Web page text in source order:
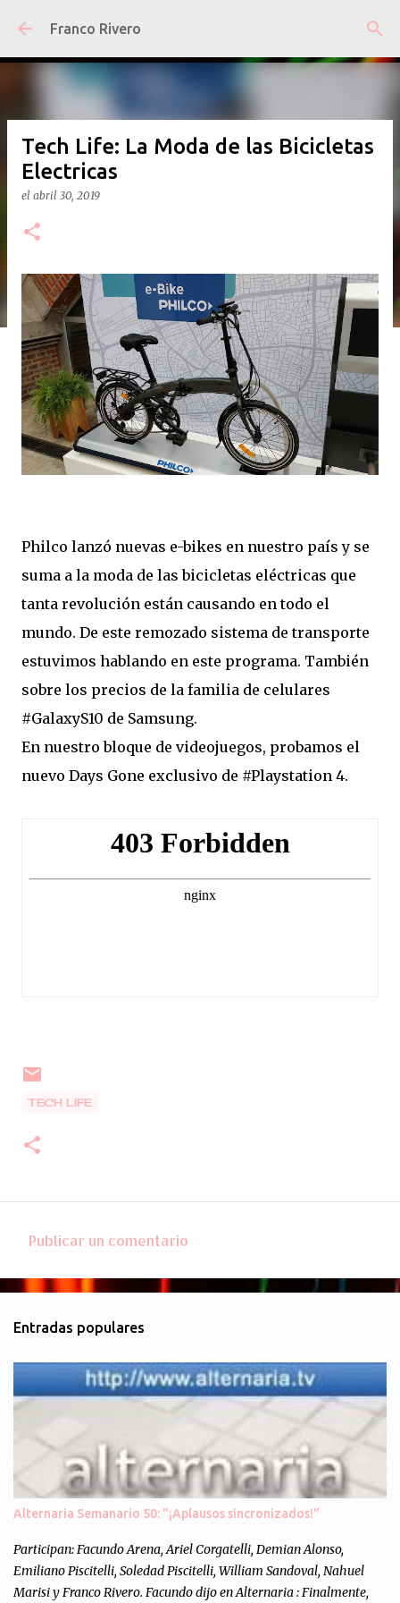
Ir al contenido principal
Franco Rivero
Tech Life: La Moda de las Bicicletas
Electricas
el abril 30, 2019
Philco lanzó nuevas e-bikes en nuestro país y se
suma a la moda de las bicicletas eléctricas que
tanta revolución están causando en todo el
mundo. De este remozado sistema de transporte
estuvimos hablando en este programa. También
sobre los precios de la familia de celulares
#GalaxyS10 de Samsung.
En nuestro bloque de videojuegos, probamos el
nuevo Days Gone exclusivo de #Playstation 4.
TECH LIFE
o
e
n
t
o
s
Publicar un comentario
Entradas populares
Alternaria Semanario 50: "¡Aplausos sincronizados!"
Participan: Facundo Arena, Ariel Corgatelli, Demian Alonso,
Emiliano Piscitelli, Soledad Piscitelli, William Sandoval, Nahuel
Marisi y Franco Rivero. Facundo dijo en Alternaria : Finalmente,